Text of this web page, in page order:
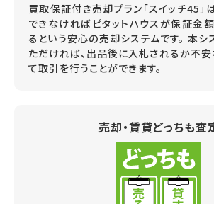
買取保証付き売却プラン「スイッチ45」
できなければピタットハウスが保証金
るという安心の売却システムです。 本シ
ただければ、出品後に入札されるか不安
て取引を行うことができます。
売却・賃貸どっちも査